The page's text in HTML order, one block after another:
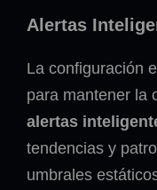
Alertas
La configuración
para mantener la
alertas
tendencias y
umbrales